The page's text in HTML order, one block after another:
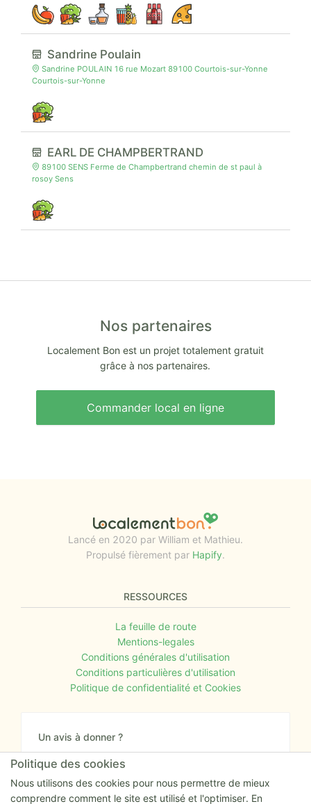
Sandrine Poulain
Sandrine POULAIN 16 rue Mozart 89100 Courtois-sur-Yonne
Courtois-sur-Yonne
EARL DE CHAMPBERTRAND
89100 SENS Ferme de Champbertrand chemin de st paul à
rosoy Sens
Nos partenaires
Localement Bon est un projet totalement gratuit
grâce à nos partenaires.
Commander local en ligne
Lancé en 2020 par William et Mathieu.
Propulsé fièrement par Hapify.
RESSOURCES
La feuille de route
Mentions-legales
Conditions générales d'utilisation
Conditions particulières d'utilisation
Politique de confidentialité et Cookies
Un avis à donner ?
Donnez nous votre avis sur le site ou proposez
nous tout simplement vos nouvelles idées.
Nous écrire
Politique des cookies
Nous utilisons des cookies pour nous permettre de mieux
comprendre comment le site est utilisé et l'optimiser. En